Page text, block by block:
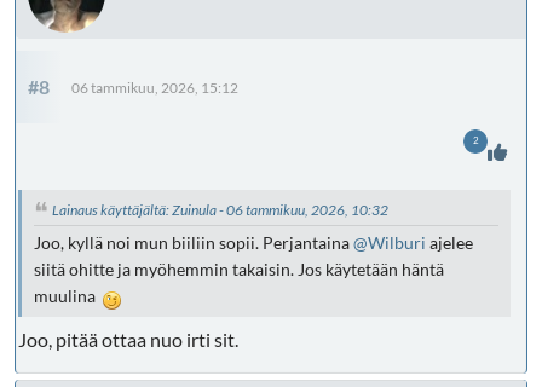
#8 06 tammikuu, 2026, 15:12
Lainaus käyttäjältä: Zuinula - 06 tammikuu, 2026, 10:32
Joo, kyllä noi mun biiliin sopii. Perjantaina@Wilburi ajelee
siitä ohitte ja myöhemmin takaisin. Jos käytetään häntä
muulina
Joo, pitää ottaa nuo irti sit.
2